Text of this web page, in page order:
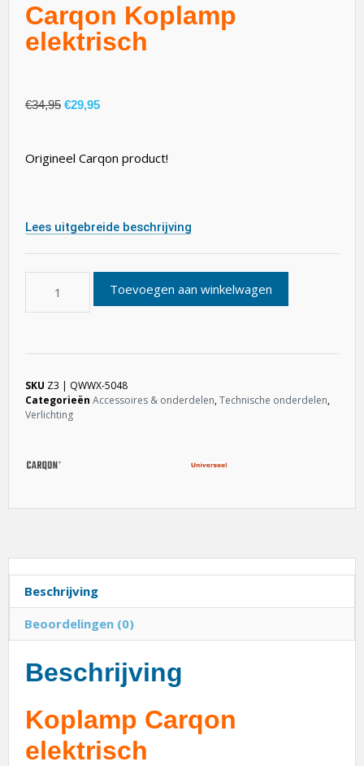
Carqon Koplamp
elektrisch
€34,95 €29,95
Origineel Carqon product!
Lees uitgebreide beschrijving
Toevoegen aan winkelwagen
SKU Z3 | QWWX-5048
Categorieën Accessoires & onderdelen,Technische onderdelen,
Verlichting
Beschrijving
Beoordelingen (0)
Beschrijving
Koplamp Carqon
elektrisch